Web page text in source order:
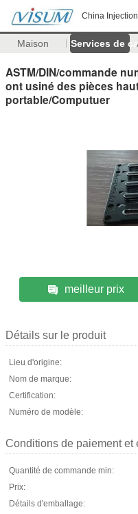
China
Maison Services de
ASTM/DIN/commande
ont usiné des pièces
portable/Computuer
meilleur prix
Détails sur le produit
Lieu d'origine:
Nom de marque:
Certification:
Numéro de modèle:
Conditions de paiement et
Quantité de commande min:
Prix:
Détails d'emballage: